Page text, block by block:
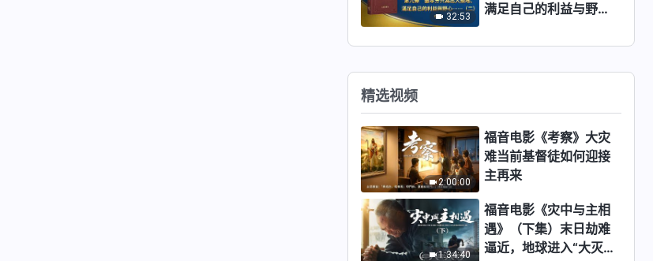
32:53
满足自己的利益与野
益，甚至出卖神家利
精选视频
2:00:00
福音电影《考察》大灾
难当前基督徒如何迎接
主再来
1:34:40
福音电影《灾中与主相
遇》（下集）末日劫难
逼近，地球进入“大灭绝